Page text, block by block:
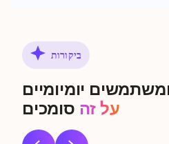
ביקורות
יומיומיים
סומכים על זה